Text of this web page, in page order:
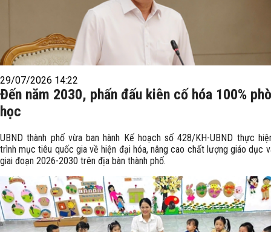
29/07/2026 14:22
Đến năm 2030, phấn đấu kiên cố hóa 100%
học
UBND thành phố vừa ban hành Kế hoạch số 428/KH-UBND thực
trình mục tiêu quốc gia về hiện đại hóa, nâng cao chất lượng giáo dục
giai đoạn 2026-2030 trên địa bàn thành phố.